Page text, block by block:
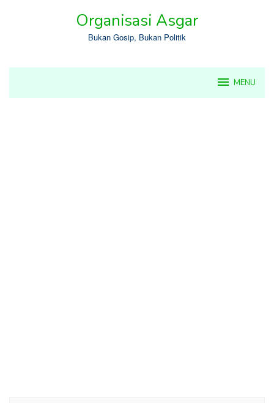
Organisasi Asgar
Bukan Gosip, Bukan Politik
MENU